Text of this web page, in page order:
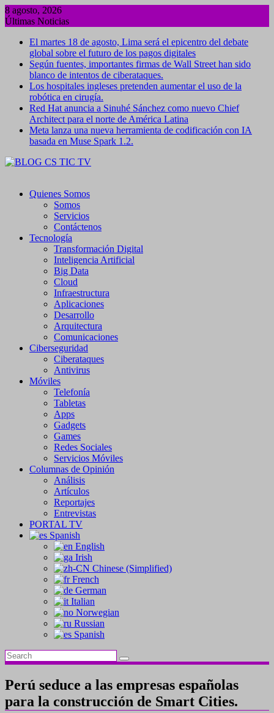
Saltar
al
8 agosto, 2026
Últimas Noticias
El martes 18 de agosto, Lima será el epicentro del debate
global sobre el futuro de los pagos digitales
Según fuentes, importantes firmas de Wall Street han sido
blanco de intentos de ciberataques.
Los hospitales ingleses pretenden aumentar el uso de la
robótica en cirugía.
Red Hat anuncia a Sinuhé Sánchez como nuevo Chief
Architect para el norte de América Latina
Meta lanza una nueva herramienta de codificación con IA
basada en Muse Spark 1.2.
Quienes Somos
Somos
Servicios
Contáctenos
Tecnología
Transformación Digital
Inteligencia Artificial
Big Data
Cloud
Infraestructura
Aplicaciones
Desarrollo
Arquitectura
Comunicaciones
Ciberseguridad
Ciberataques
Antivirus
Móviles
Telefonía
Tabletas
Apps
Gadgets
Games
Redes Sociales
Servicios Móviles
Columnas de Opinión
Análisis
Artículos
Reportajes
Entrevistas
PORTAL TV
Spanish
English
Irish
Chinese (Simplified)
French
German
Italian
Norwegian
Russian
Spanish
Perú seduce a las empresas españolas
para la construcción de Smart Cities.